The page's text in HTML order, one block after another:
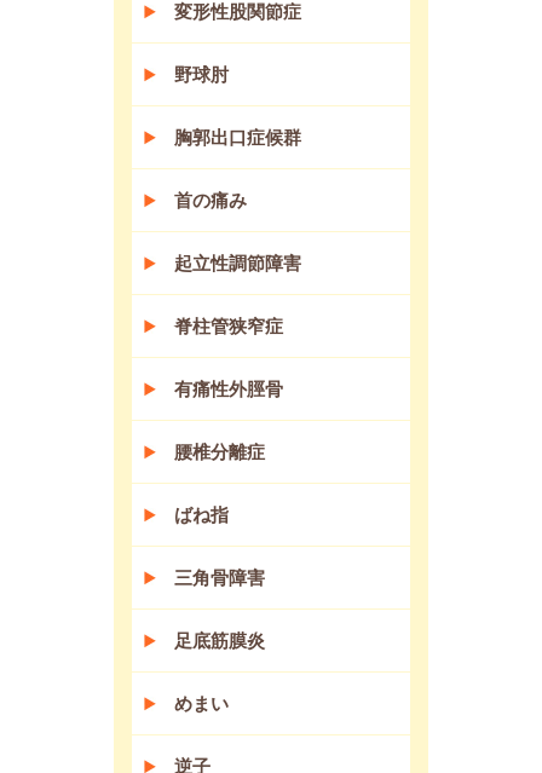
変形性股関節症
野球肘
胸郭出口症候群
首の痛み
起立性調節障害
脊柱管狭窄症
有痛性外脛骨
腰椎分離症
ばね指
三角骨障害
足底筋膜炎
めまい
逆子